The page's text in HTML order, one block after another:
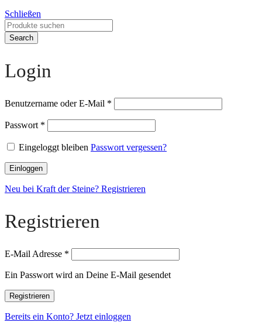
Schließen
Search
Login
Benutzername oder E-Mail *
Passwort *
Eingeloggt bleiben Passwort vergessen?
Einloggen
Neu bei Kraft der Steine? Registrieren
Registrieren
E-Mail Adresse *
Ein Passwort wird an Deine E-Mail gesendet
Registrieren
Bereits ein Konto? Jetzt einloggen